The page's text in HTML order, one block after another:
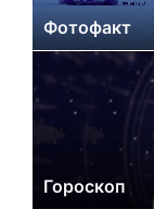
Фотофакт
Гороскоп